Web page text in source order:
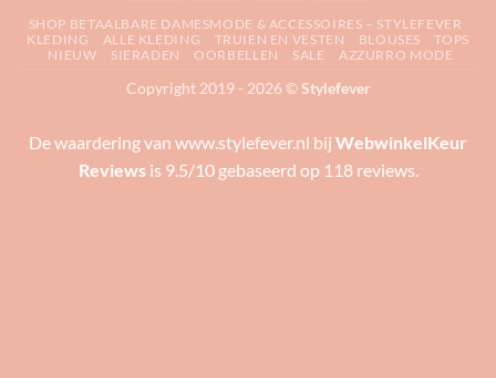
SHOP BETAALBARE DAMESMODE & ACCESSOIRES – STYLEFEVER
KLEDING
ALLE KLEDING TRUIEN EN VESTEN BLOUSES
TOPS
NIEUW
SIERADEN OORBELLEN SALE AZZURRO MODE
Copyright 2019 - 2026 ©Stylefever
De waardering van www.stylefever.nl bij WebwinkelKeur
Reviewsis 9.5/10 gebaseerd op 118 reviews.